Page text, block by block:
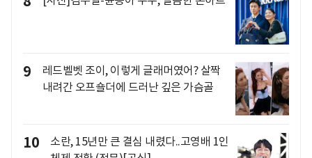
9
레드벨벳 조이, 이렇게 글래머였어? 살짝
내려간 오프숄더에 드러난 깊은 가슴골
10
소란, 15년만 큰 결심 내렸다..고영배 1인